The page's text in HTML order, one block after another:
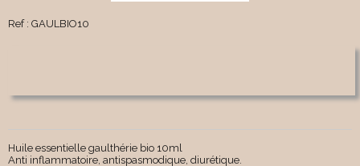
Ref : GAULBIO10
Huile essentielle gaulthérie bio 10ml
Anti inflammatoire, antispasmodique, diurétique.